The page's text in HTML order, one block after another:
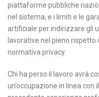
piattaforme pubbliche
nel sistema, e i limiti e le
artificiale per indirizzare gli
lavorative nel pieno
normativa privacy.
Chi ha perso il lavoro avrà
un’occupazione in linea con